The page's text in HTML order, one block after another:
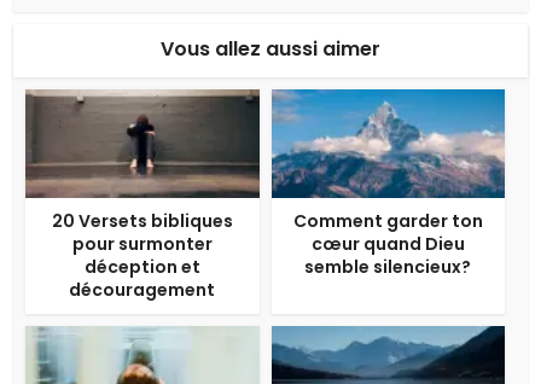
Vous allez aussi aimer
20 Versets bibliques
pour surmonter
déception et
découragement
Comment garder ton
cœur quand Dieu
semble silencieux?